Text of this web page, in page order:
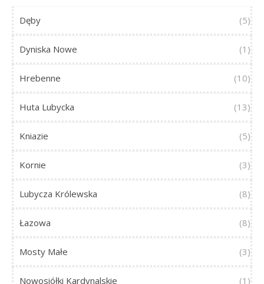
Dęby (5)
Dyniska Nowe (1)
Hrebenne (10)
Huta Lubycka (13)
Kniazie (5)
Kornie (3)
Lubycza Królewska (8)
Łazowa (8)
Mosty Małe (3)
Nowosiółki Kardynalskie (1)